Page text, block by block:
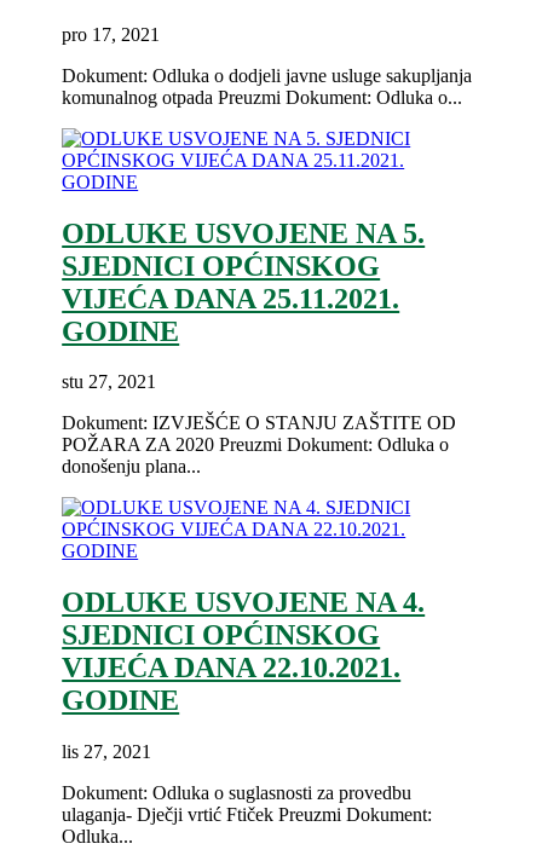
pro 17, 2021
Dokument: Odluka o dodjeli javne usluge sakupljanja
komunalnog otpada Preuzmi Dokument: Odluka o...
ODLUKE USVOJENE NA 5.
SJEDNICI OPĆINSKOG
VIJEĆA DANA 25.11.2021.
GODINE
stu 27, 2021
Dokument: IZVJEŠĆE O STANJU ZAŠTITE OD
POŽARA ZA 2020 Preuzmi Dokument: Odluka o
donošenju plana...
ODLUKE USVOJENE NA 4.
SJEDNICI OPĆINSKOG
VIJEĆA DANA 22.10.2021.
GODINE
lis 27, 2021
Dokument: Odluka o suglasnosti za provedbu
ulaganja- Dječji vrtić Ftiček Preuzmi Dokument:
Odluka...